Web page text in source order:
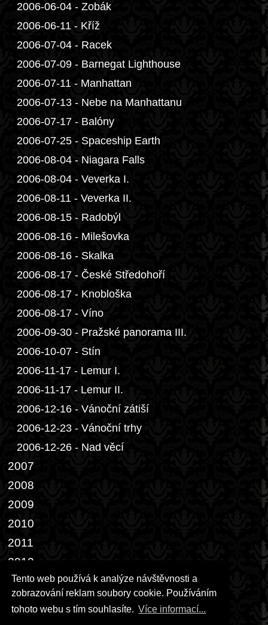
Tento web používá k analýze návštěvnosti a
zobrazování reklam soubory cookie. Používáním
tohoto webu s tím souhlasíte. Více informací...
2006-06-04 - Zobák
2006-06-11 - Kříž
2006-07-04 - Racek
2006-07-09 - Barnegat Lighthouse
2006-07-11 - Manhattan
2006-07-13 - Nebe na Manhattanu
2006-07-17 - Balóny
2006-07-25 - Spaceship Earth
2006-08-04 - Niagara Falls
2006-08-04 - Veverka I.
2006-08-11 - Veverka II.
2006-08-15 - Radobýl
2006-08-16 - Milešovka
2006-08-16 - Skalka
2006-08-17 - České Středohoří
2006-08-17 - Knobloška
2006-08-17 - Víno
2006-09-30 - Pražské panorama III.
2006-10-07 - Stín
2006-11-17 - Lemur I.
2006-11-17 - Lemur II.
2006-12-16 - Vánoční zátiší
2006-12-23 - Vánoční trhy
2006-12-26 - Nad věcí
2007
2008
2009
2010
2011
2012
2013
2014-02-28 - Dveře III.